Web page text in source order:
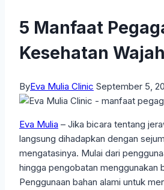
5 Manfaat
Kesehatan Wajah
ByEva Mulia Clinic September 5,
Eva Mulia – Jika bicara tentang
langsung dihadapkan dengan
mengatasinya. Mulai dari
hingga pengobatan menggunakan
Penggunaan bahan alami untuk